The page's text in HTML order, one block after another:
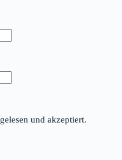
gelesen und akzeptiert.